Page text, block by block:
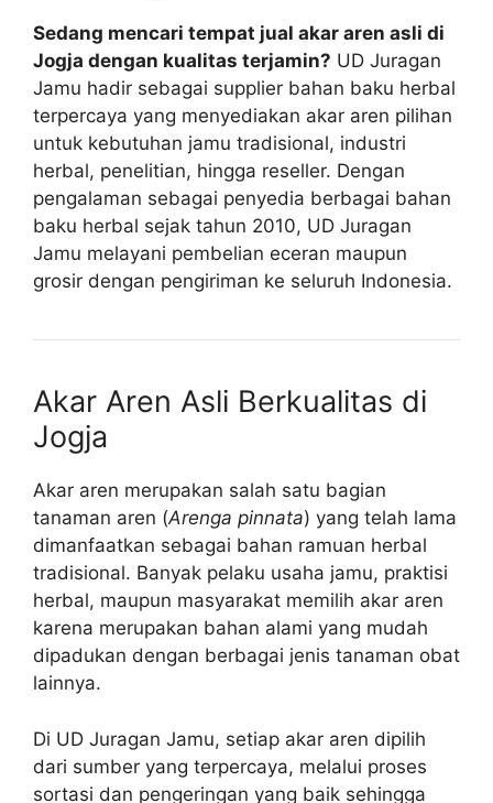
Sedang mencari tempat jual akar aren asli di
Jogja dengan kualitas terjamin? UD Juragan
Jamu hadir sebagai supplier bahan baku herbal
terpercaya yang menyediakan akar aren pilihan
untuk kebutuhan jamu tradisional, industri
herbal, penelitian, hingga reseller. Dengan
pengalaman sebagai penyedia berbagai bahan
baku herbal sejak tahun 2010, UD Juragan
Jamu melayani pembelian eceran maupun
grosir dengan pengiriman ke seluruh Indonesia.
Akar Aren Asli Berkualitas di
Jogja
Akar aren merupakan salah satu bagian
tanaman aren (Arenga pinnata) yang telah lama
dimanfaatkan sebagai bahan ramuan herbal
tradisional. Banyak pelaku usaha jamu, praktisi
herbal, maupun masyarakat memilih akar aren
karena merupakan bahan alami yang mudah
dipadukan dengan berbagai jenis tanaman obat
lainnya.
Di UD Juragan Jamu, setiap akar aren dipilih
dari sumber yang terpercaya, melalui proses
sortasi dan pengeringan yang baik sehingga